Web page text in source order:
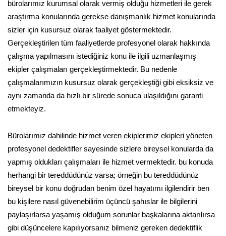
bürolarımız kurumsal olarak vermiş olduğu hizmetleri ile gerek
araştırma konularında gerekse danışmanlık hizmet konularında
sizler için kusursuz olarak faaliyet göstermektedir.
Gerçekleştirilen tüm faaliyetlerde profesyonel olarak hakkında
çalışma yapılmasını istediğiniz konu ile ilgili uzmanlaşmış
ekipler çalışmaları gerçekleştirmektedir. Bu nedenle
çalışmalarımızın kusursuz olarak gerçekleştiği gibi eksiksiz ve
aynı zamanda da hızlı bir sürede sonuca ulaşıldığını garanti
etmekteyiz.
Bürolarımız dahilinde hizmet veren ekiplerimiz ekipleri yöneten
profesyonel dedektifler sayesinde sizlere bireysel konularda da
yapmış oldukları çalışmaları ile hizmet vermektedir. bu konuda
herhangi bir tereddüdünüz varsa; örneğin bu tereddüdünüz
bireysel bir konu doğrudan benim özel hayatımı ilgilendirir ben
bu kişilere nasıl güvenebilirim üçüncü şahıslar ile bilgilerini
paylaşırlarsa yaşamış olduğum sorunlar başkalarına aktarılırsa
gibi düşüncelere kapılıyorsanız bilmeniz gereken dedektiflik